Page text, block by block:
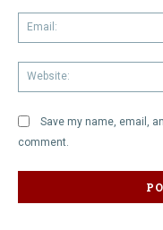
Save my name, email,
comment.